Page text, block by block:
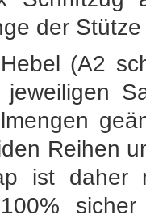
der
(A2
Reihen
ist daher